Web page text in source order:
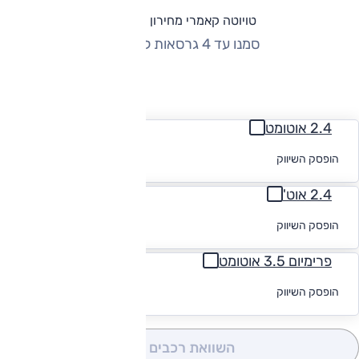
טויוטה קאמרי מחירון וגרסאות
סמנו עד 4 גרסאות להשוואה
2.4 אוטומט
הופסק השיווק
2.4 אוט'
הופסק השיווק
פרימיום 3.5 אוטומט
הופסק השיווק
השוואת רכבים